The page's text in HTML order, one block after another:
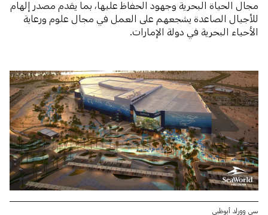
مجال الحياة البحرية وجهود الحفاظ عليها، بما يقدم مصدر إلهام
للأجيال الصاعدة يشجعهم على العمل في مجال علوم ورعاية
الأحياء البحرية في دولة الإمارات.
سي وورلد أبوظبي